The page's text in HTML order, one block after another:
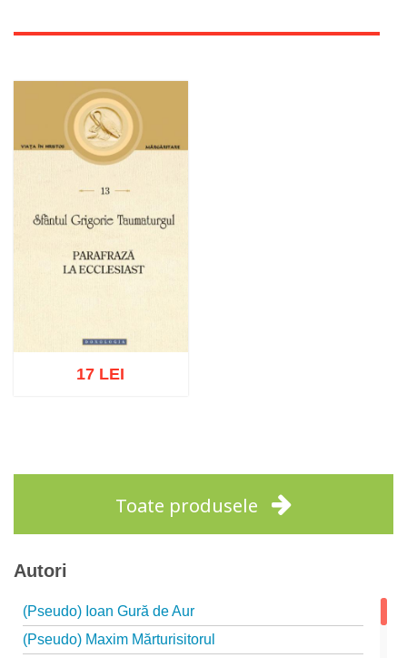
17 LEI
Toate produsele
Autori
(Pseudo) Ioan Gură de Aur
(Pseudo) Maxim Mărturisitorul